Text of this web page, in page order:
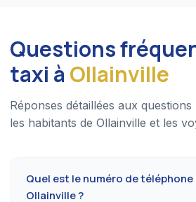
Questions
taxi à Ollainville
Réponses détaillées aux
les habitants de Ollainville et les
Quel est le numéro de
Ollainville ?